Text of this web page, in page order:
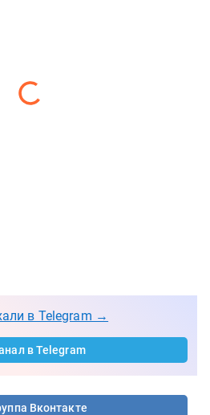
в Telegram →
в Telegram
Вконтакте